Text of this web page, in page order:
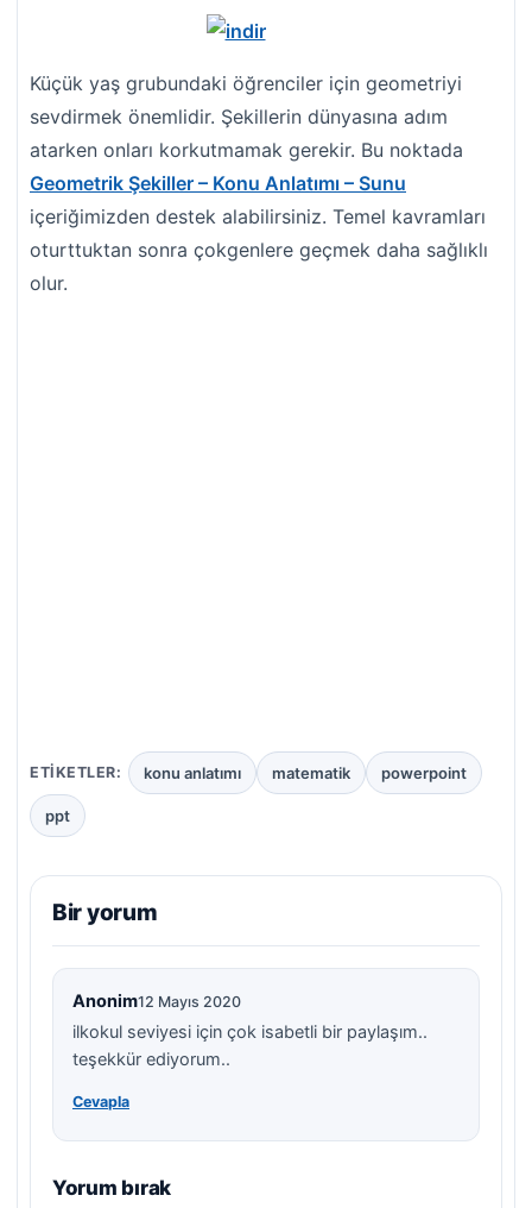
Küçük yaş grubundaki öğrenciler için geometriyi
sevdirmek önemlidir. Şekillerin dünyasına adım
atarken onları korkutmamak gerekir. Bu noktada
Geometrik Şekiller – Konu Anlatımı – Sunu
içeriğimizden destek alabilirsiniz. Temel kavramları
oturttuktan sonra çokgenlere geçmek daha sağlıklı
olur.
ETIKETLER: konu anlatımı matematik powerpoint
ppt
Bir yorum
Anonim12 Mayıs 2020
ilkokul seviyesi için çok isabetli bir paylaşım..
teşekkür ediyorum..
Cevapla
Yorum bırak